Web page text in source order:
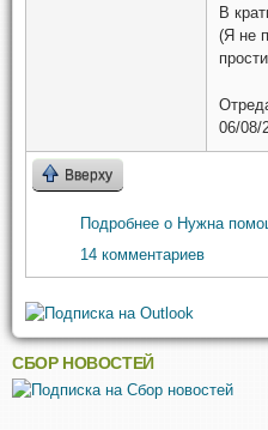
В
(Я не
06/08/
Вверху
Подробнее о Нужна
14 комментариев
СБОР НОВОСТЕЙ